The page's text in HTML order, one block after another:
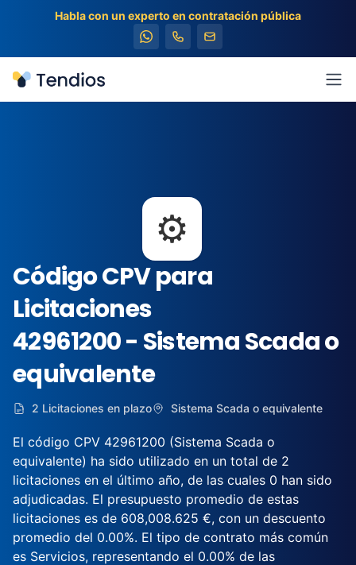
Habla con un experto en contratación pública
Tendios
⚙️
Código CPV para
Licitaciones
42961200 - Sistema Scada o
equivalente
2 Licitaciones en plazo Sistema Scada o equivalente
El código CPV 42961200 (Sistema Scada o
equivalente) ha sido utilizado en un total de 2
licitaciones en el último año, de las cuales 0 han sido
adjudicadas. El presupuesto promedio de estas
licitaciones es de 608,008.625 €, con un descuento
promedio del 0.00%. El tipo de contrato más común
es Servicios, representando el 0.00% de las